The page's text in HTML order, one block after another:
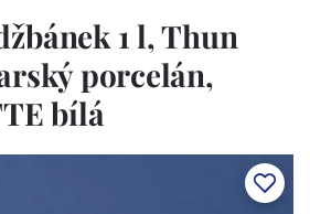
1 l, Thun
porcelán,
bílá